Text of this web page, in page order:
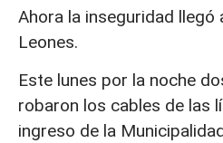
Ahora la inseguridad llegó
Leones.
Este lunes por la noche
robaron los cables de las
ingreso de la